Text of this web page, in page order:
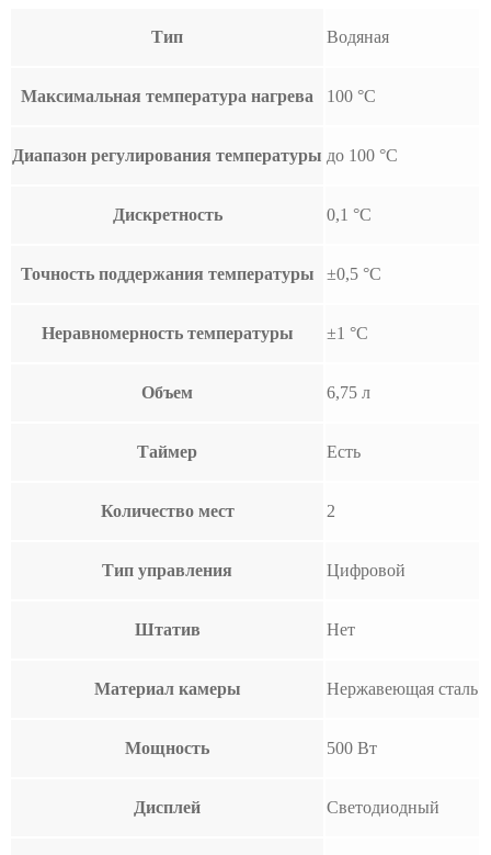
Тип Водяная
Максимальная температура нагрева 100 °С
Диапазон регулирования температуры до 100 °С
Дискретность 0,1 °С
Точность поддержания температуры ±0,5 °С
Неравномерность температуры ±1 °С
Объем 6,75 л
Таймер Есть
Количество мест 2
Тип управления Цифровой
Штатив Нет
Материал камеры Нержавеющая сталь
Мощность 500 Вт
Дисплей Светодиодный